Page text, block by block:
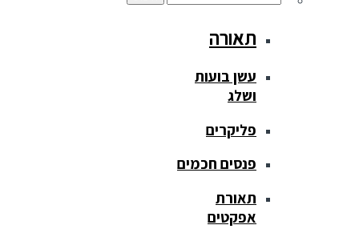
תאורה
עשן בועות
ושלג
פליקרים
פנסים חכמים
תאורת
אפקטים